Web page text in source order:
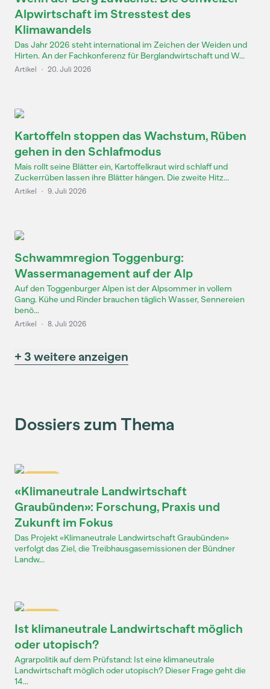
Alpwirtschaft im Stresstest des
Klimawandels
Das Jahr 2026 steht international im Zeichen der Weiden und
Hirten. An der Fachkonferenz für Berglandwirtschaft und W...
Artikel · 20. Juli 2026
Kartoffeln stoppen das Wachstum, Rüben
gehen in den Schlafmodus
Mais rollt seine Blätter ein, Kartoffelkraut wird schlaff und
Zuckerrüben lassen ihre Blätter hängen. Die zweite Hitz...
Artikel · 9. Juli 2026
Schwammregion Toggenburg:
Wassermanagement auf der Alp
Auf den Toggenburger Alpen ist der Alpsommer in vollem
Gang. Kühe und Rinder brauchen täglich Wasser, Sennereien
benö...
Artikel · 8. Juli 2026
+ 3 weitere anzeigen
Dossiers zum Thema
«Klimaneutrale Landwirtschaft
Graubünden»: Forschung, Praxis und
Zukunft im Fokus
Das Projekt «Klimaneutrale Landwirtschaft Graubünden»
verfolgt das Ziel, die Treibhausgasemissionen der Bündner
Landw...
Ist klimaneutrale Landwirtschaft möglich
oder utopisch?
Agrarpolitik auf dem Prüfstand: Ist eine klimaneutrale
Landwirtschaft möglich oder utopisch? Dieser Frage geht die
14...